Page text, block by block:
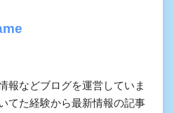
報などブログを運営していま
てた経験から最新情報の記事